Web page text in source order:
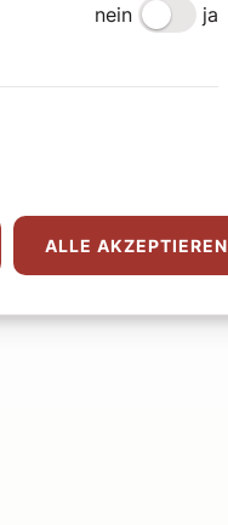
nein
ja
ALLE AKZEPTIEREN